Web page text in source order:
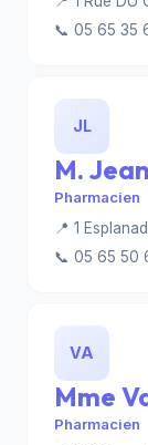
📞 05 65 35
JL
M.
Pharmacien
📍 1
📞 05 65 50
VA
Mme
Pharmacien